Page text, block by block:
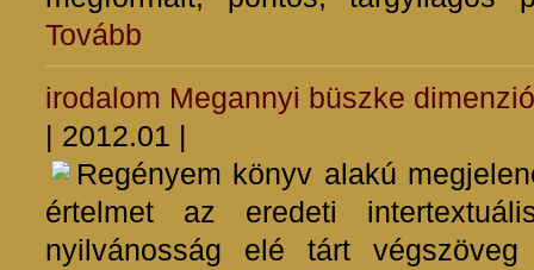
Tovább
irodalom Megannyi büszke dimenzió
| 2012.01 |
Regényem könyv alakú
értelmet az eredeti
nyilvánosság elé tárt